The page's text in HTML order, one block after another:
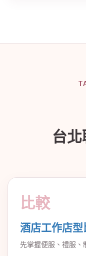
台
比較
酒店工作店型
先掌握便服、禮服、